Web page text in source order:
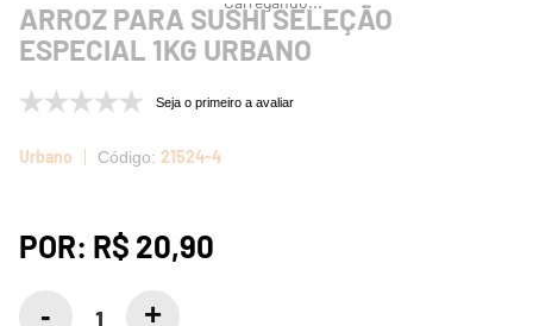
ARROZ PARA SUSHI SELEÇÃO
ESPECIAL 1KG URBANO
Seja o primeiro a avaliar
Urbano 21524-4
POR: R$ 20,90